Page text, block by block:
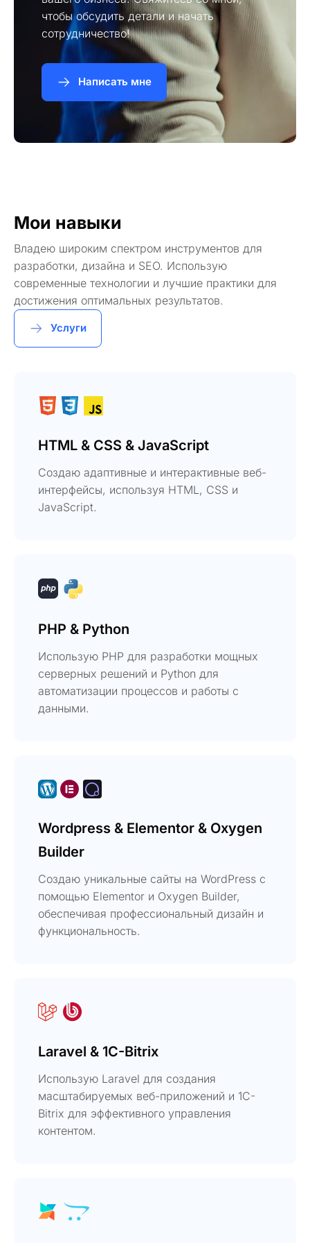
чтобы обсудить детали и начать
сотрудничество!
Написать мне
Мои навыки
Владею широким спектром инструментов для
разработки, дизайна и SEO. Использую
современные технологии и лучшие практики для
достижения оптимальных результатов.
Услуги
HTML & CSS & JavaScript
Создаю адаптивные и интерактивные веб-
интерфейсы, используя HTML, CSS и
JavaScript.
PHP & Python
Использую PHP для разработки мощных
серверных решений и Python для
автоматизации процессов и работы с
данными.
Wordpress & Elementor & Oxygen
Builder
Создаю уникальные сайты на WordPress с
помощью Elementor и Oxygen Builder,
обеспечивая профессиональный дизайн и
функциональность.
Laravel & 1C-Bitrix
Использую Laravel для создания
масштабируемых веб-приложений и 1C-
Bitrix для эффективного управления
контентом.